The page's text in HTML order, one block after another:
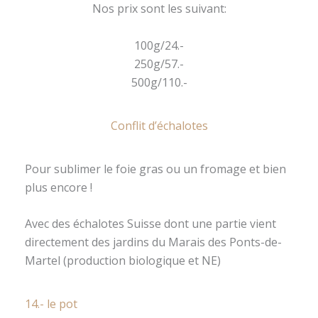
Nos prix sont les suivant:
100g/24.-
250g/57.-
500g/110.-
Conflit d’échalotes
Pour sublimer le foie gras ou un fromage et bien
plus encore !
Avec des échalotes Suisse dont une partie vient
directement des jardins du Marais des Ponts-de-
Martel (production biologique et NE)
14.- le pot